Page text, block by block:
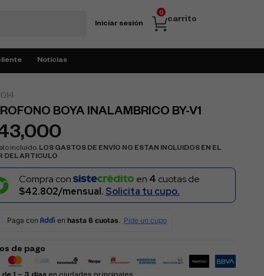
Iniciar sesión carrito
0
Noticias
BOYA INALAMBRICO BY-V1
incluido. LOS GASTOS DE ENVÍO NO ESTAN INCLUIDOS EN EL
DEL ARTICULO
Compra con en 4 cuotas de
$42.802/mensual. Solicita tu cupo.
de pago